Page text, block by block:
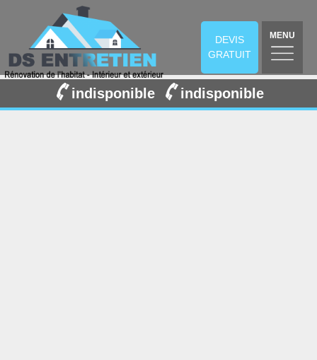
DEVIS
GRATUIT
MENU
indisponible indisponible